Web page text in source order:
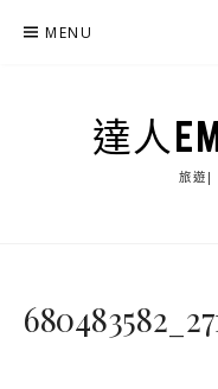
MENU
達人
旅遊|